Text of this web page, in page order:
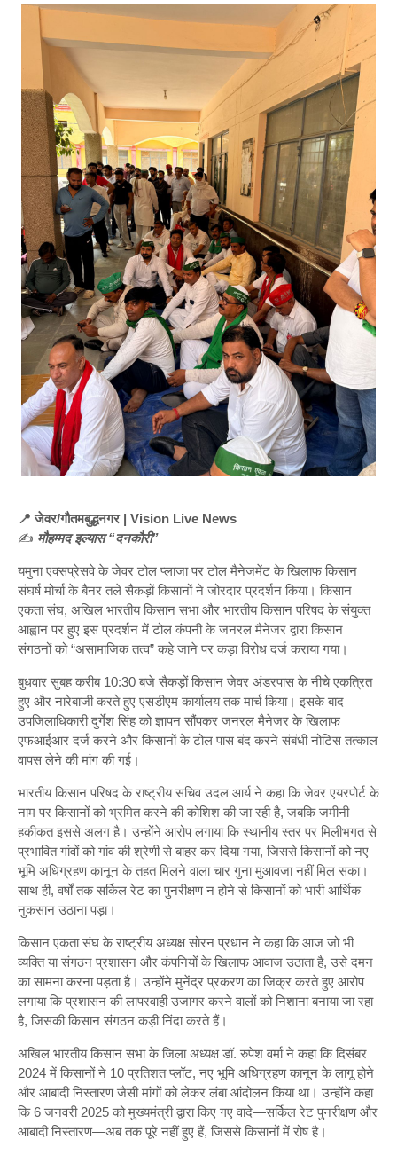
📍 जेवर/गौतमबुद्धनगर | Vision Live News
✍️ मौहम्मद इल्यास “दनकौरी”
यमुना एक्सप्रेसवे के जेवर टोल प्लाजा पर टोल मैनेजमेंट के खिलाफ किसान
संघर्ष मोर्चा के बैनर तले सैकड़ों किसानों ने जोरदार प्रदर्शन किया। किसान
एकता संघ, अखिल भारतीय किसान सभा और भारतीय किसान परिषद के संयुक्त
आह्वान पर हुए इस प्रदर्शन में टोल कंपनी के जनरल मैनेजर द्वारा किसान
संगठनों को “असामाजिक तत्व” कहे जाने पर कड़ा विरोध दर्ज कराया गया।
बुधवार सुबह करीब 10:30 बजे सैकड़ों किसान जेवर अंडरपास के नीचे एकत्रित
हुए और नारेबाजी करते हुए एसडीएम कार्यालय तक मार्च किया। इसके बाद
उपजिलाधिकारी दुर्गेश सिंह को ज्ञापन सौंपकर जनरल मैनेजर के खिलाफ
एफआईआर दर्ज करने और किसानों के टोल पास बंद करने संबंधी नोटिस तत्काल
वापस लेने की मांग की गई।
भारतीय किसान परिषद के राष्ट्रीय सचिव उदल आर्य ने कहा कि जेवर एयरपोर्ट के
नाम पर किसानों को भ्रमित करने की कोशिश की जा रही है, जबकि जमीनी
हकीकत इससे अलग है। उन्होंने आरोप लगाया कि स्थानीय स्तर पर मिलीभगत से
प्रभावित गांवों को गांव की श्रेणी से बाहर कर दिया गया, जिससे किसानों को नए
भूमि अधिग्रहण कानून के तहत मिलने वाला चार गुना मुआवजा नहीं मिल सका।
साथ ही, वर्षों तक सर्किल रेट का पुनरीक्षण न होने से किसानों को भारी आर्थिक
नुकसान उठाना पड़ा।
किसान एकता संघ के राष्ट्रीय अध्यक्ष सोरन प्रधान ने कहा कि आज जो भी
व्यक्ति या संगठन प्रशासन और कंपनियों के खिलाफ आवाज उठाता है, उसे दमन
का सामना करना पड़ता है। उन्होंने मुनेंद्र प्रकरण का जिक्र करते हुए आरोप
लगाया कि प्रशासन की लापरवाही उजागर करने वालों को निशाना बनाया जा रहा
है, जिसकी किसान संगठन कड़ी निंदा करते हैं।
अखिल भारतीय किसान सभा के जिला अध्यक्ष डॉ. रुपेश वर्मा ने कहा कि दिसंबर
2024 में किसानों ने 10 प्रतिशत प्लॉट, नए भूमि अधिग्रहण कानून के लागू होने
और आबादी निस्तारण जैसी मांगों को लेकर लंबा आंदोलन किया था। उन्होंने कहा
कि 6 जनवरी 2025 को मुख्यमंत्री द्वारा किए गए वादे—सर्किल रेट पुनरीक्षण और
आबादी निस्तारण—अब तक पूरे नहीं हुए हैं, जिससे किसानों में रोष है।